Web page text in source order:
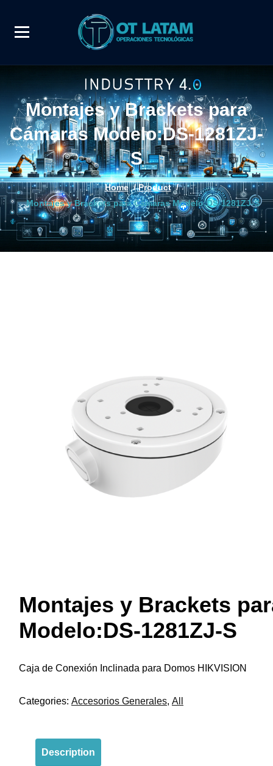
Montajes y Brackets para
Cámaras Modelo:DS-1281ZJ-
S
Home/Product/
Montajes y Brackets para Cámaras Modelo:DS-1281ZJ-S
Montajes y Brackets
Modelo:DS-1281ZJ-S
Caja de Conexión Inclinada para Domos HIKVISION
Categories: Accesorios Generales, All
Description